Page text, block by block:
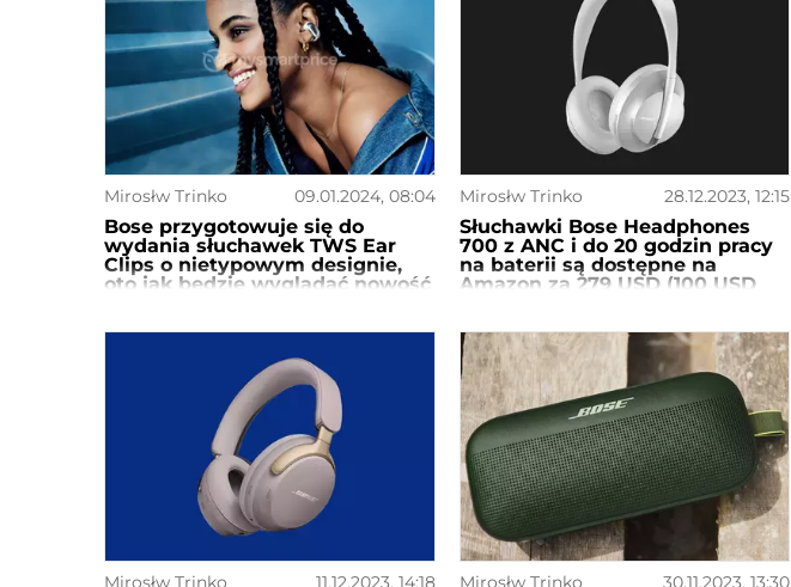
Mirosłw Trinko 09.01.2024, 08:04
Bose przygotowuje się do
wydania słuchawek TWS Ear
Clips o nietypowym designie,
oto jak będzie wyglądać nowość
Mirosłw Trinko 28.12.2023, 12:15
Słuchawki Bose Headphones
700 z ANC i do 20 godzin pracy
na baterii są dostępne na
Amazon za 279 USD (100 USD
Mirosłw Trinko 11.12.2023, 14:18 Mirosłw Trinko 30.11.2023, 13:30